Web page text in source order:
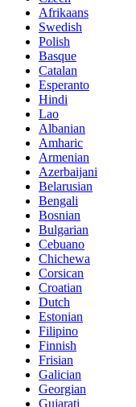
Afrikaans
Swedish
Polish
Basque
Catalan
Esperanto
Hindi
Lao
Albanian
Amharic
Armenian
Azerbaijani
Belarusian
Bengali
Bosnian
Bulgarian
Cebuano
Chichewa
Corsican
Croatian
Dutch
Estonian
Filipino
Finnish
Frisian
Galician
Georgian
Gujarati